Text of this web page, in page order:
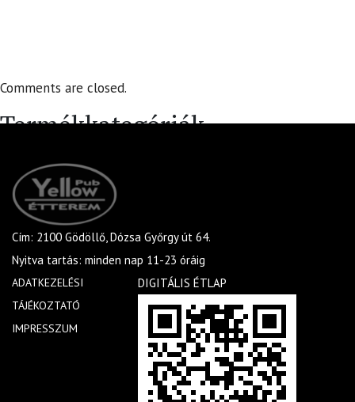
Comments are closed.
Termékkategóriák
Koktélok
Cím: 2100 Gödöllő, Dózsa Győrgy út 64.
Nyitva tartás: minden nap 11-23 óráig
ADATKEZELÉSI
TÁJÉKOZTATÓ
IMPRESSZUM
DIGITÁLIS ÉTLAP